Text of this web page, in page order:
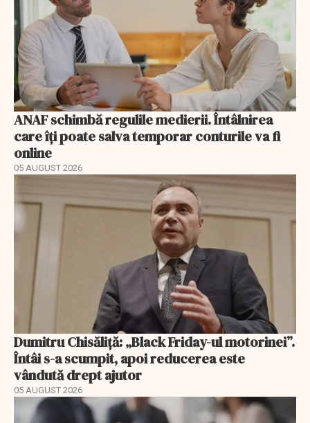
ANAF schimbă regulile medierii. Întâlnirea
care îți poate salva temporar conturile va fi
online
05 AUGUST 2026
Dumitru Chisăliță: „Black Friday-ul motorinei”.
Întâi s-a scumpit, apoi reducerea este
vândută drept ajutor
05 AUGUST 2026